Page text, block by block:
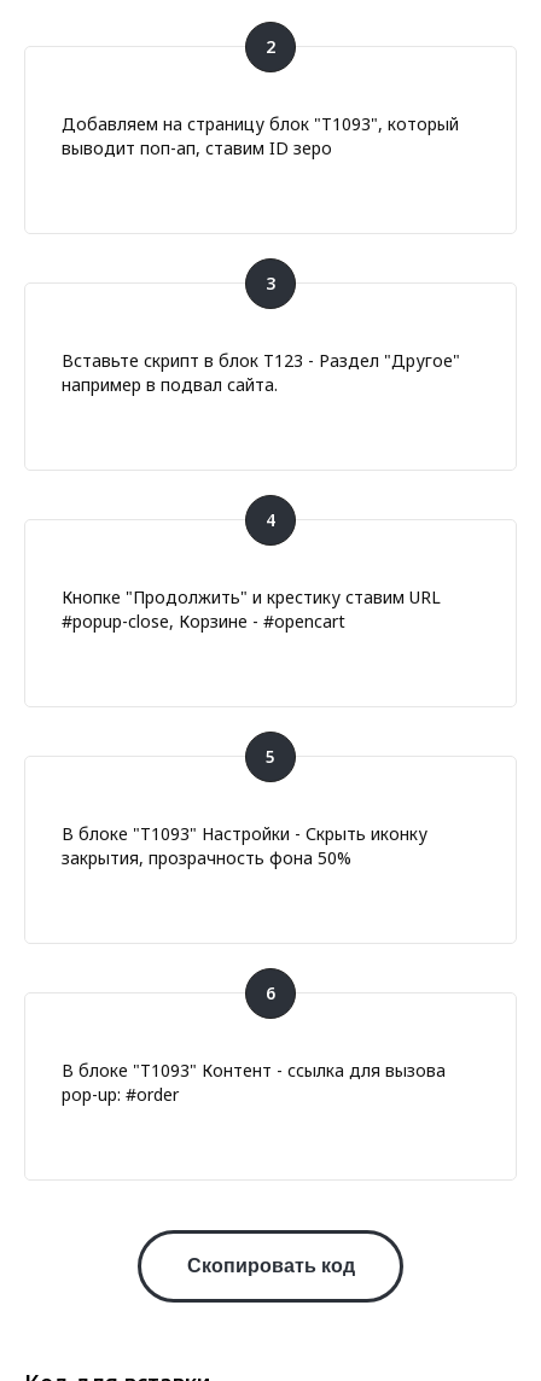
Добавляем на страницу блок "T1093", который
выводит поп-ап, ставим ID зеро
Вставьте скрипт в блок T123 - Раздел "Другое"
например в подвал сайта.
Кнопке "Продолжить" и крестику ставим URL
#popup-close, Корзине - #opencart
В блоке "T1093" Настройки - Скрыть иконку
закрытия, прозрачность фона 50%
В блоке "T1093" Контент - ссылка для вызова
pop-up: #order
Скопировать код